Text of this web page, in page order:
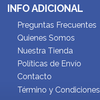
INFO ADICIONAL
Preguntas Frecuentes
Quienes Somos
Nuestra Tienda
Políticas de Envío
Contacto
Término y Condiciones